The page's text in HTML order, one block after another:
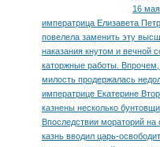
16
императрица Елизавета
повелела заменить эту
наказания кнутом и вечной
каторжные работы.
милость продержалась
императрице Екатерине
казнены несколько
Впоследствии мораторий на
казнь вводил царь-